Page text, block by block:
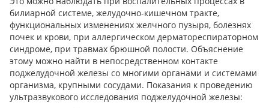
билиарной системе, желудочно-кишечном тракте,
функциональных изменениях желчного пузыря, болезнях
почек и крови, при аллергическом дерматореспираторном
синдроме, при травмах брюшной полости. Объяснение
этому можно найти в непосредственном контакте
поджелудочной железы со многими органами и системами
организма, крупными сосудами. Показания к проведению
ультразвукового исследования поджелудочной железы: